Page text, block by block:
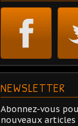
NEWSLETTER
Abonnez-vous
nouveaux articles